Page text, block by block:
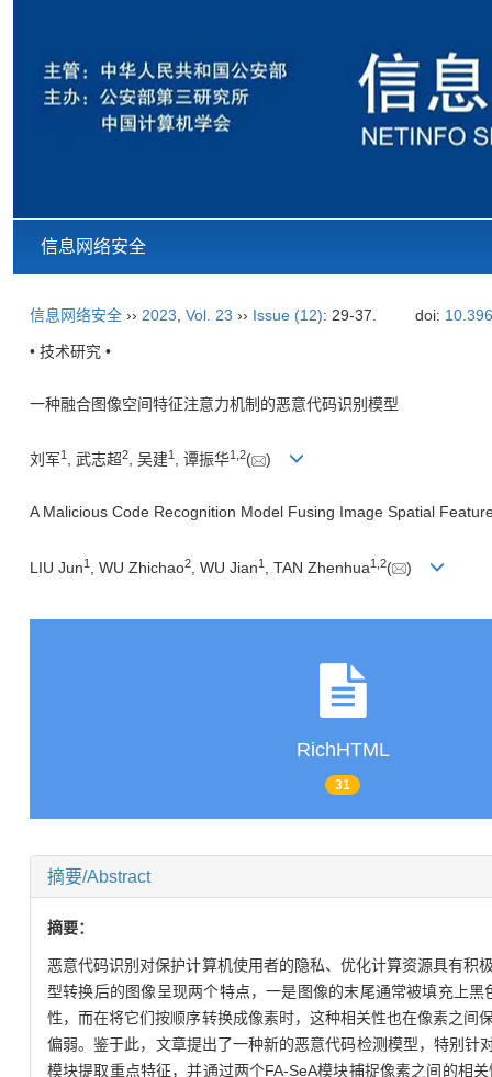
信息网络安全
信息网络安全 ›› 2023 Vol. 23 ›› Issue (12): 29-37. doi:
• 技术研究 •
一种融合图像空间特征注意力机制的恶意代码识别模型
刘军1 , 武志超2, 吴建1 , 谭振华1 2( )
A Malicious Code Recognition Model Fusing Image Spatial
LIU Jun1 , WU Zhichao2 , WU Jian1 , TAN Zhenhua1 2( )
RichHTML
31
摘要/Abstract
摘要：
恶意代码识别对保护计算机使用者的隐私、优化计算资源具有
型转换后的图像呈现两个特点，一是图像的末尾通常被填充上
性，而在将它们按顺序转换成像素时，这种相关性也在像素之
偏弱。鉴于此，文章提出了一种新的恶意代码检测模型，特别
模块提取重点特征，并通过两个FA-SeA模块捕捉像素之间的相